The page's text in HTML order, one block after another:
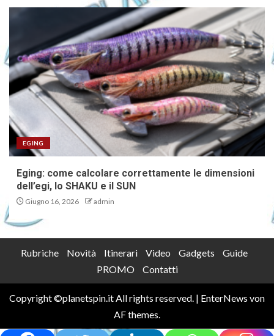
EGING
Eging: come calcolare correttamente le dimensioni
dell’egi, lo SHAKU e il SUN
Giugno 16, 2026 admin
Rubriche Novità Itinerari Video Gadgets
Guide
PROMO
Contatti
Copyright ©planetspin.it All rights reserved. | EnterNews von
AF themes.